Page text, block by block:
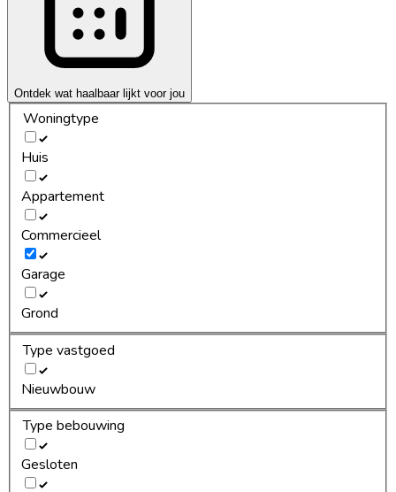
Ontdek wat haalbaar lijkt voor jou
Woningtype
Huis
Appartement
Commercieel
Garage
Grond
Type vastgoed
Nieuwbouw
Type bebouwing
Gesloten